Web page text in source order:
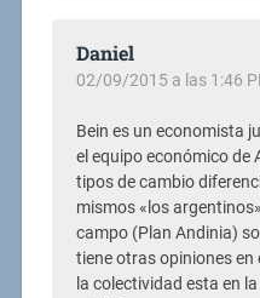
Daniel
02/09/2015 a las 1:46
Bein es un economista
el equipo económico de
tipos de cambio
mismos «los
campo (Plan Andinia)
tiene otras opiniones en
la colectividad esta en